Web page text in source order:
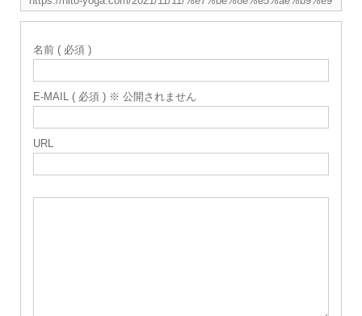
名前 ( 必須 )
E-MAIL ( 必須 ) ※ 公開されません
URL